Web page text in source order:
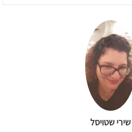
שירי שטויסל